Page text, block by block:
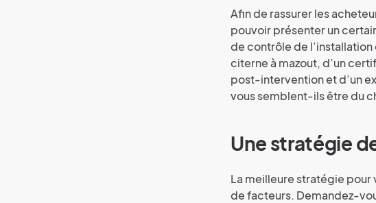
Afin de rassurer les
pouvoir présenter un
de contrôle de
citerne à mazout, d’un
post-intervention et d’un
vous semblent-ils être du
Une stratégie
La meilleure stratégie
de facteurs. Demandez-